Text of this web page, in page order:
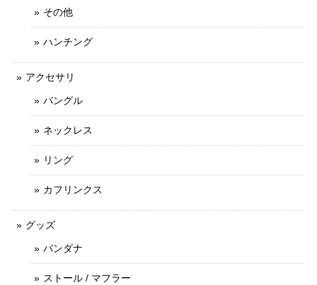
その他
ハンチング
アクセサリ
バングル
ネックレス
リング
カフリンクス
グッズ
バンダナ
ストール / マフラー